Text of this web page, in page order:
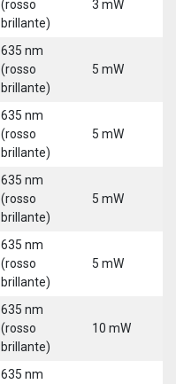
(rosso
brillante)
3 mW
635 nm
(rosso
brillante)
5 mW
635 nm
(rosso
brillante)
5 mW
635 nm
(rosso
brillante)
5 mW
635 nm
(rosso
brillante)
5 mW
635 nm
(rosso
brillante)
10 mW
635 nm